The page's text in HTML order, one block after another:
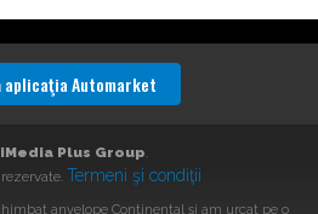
aplicaţia Automarket
Plus Group
Termeni şi condiţii
anvelope Continental și am urcat pe o